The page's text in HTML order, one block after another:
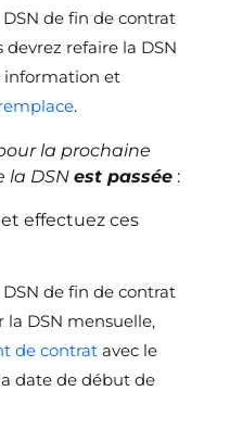
de fin de contrat
devrez refaire la DSN
information et
.
la prochaine
la DSN est passée :
et effectuez ces
de fin de contrat
la DSN mensuelle,
de contrat avec le
date de début de